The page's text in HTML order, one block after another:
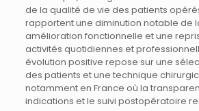
de la qualité de vie des patients
rapportent une diminution notable de
amélioration fonctionnelle et une
activités quotidiennes et
évolution positive repose sur une
des patients et une technique
notamment en France où la
indications et le suivi postopératoire